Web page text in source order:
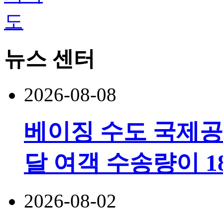
뉴스 센터
2026-08-08
베이징 수도 국제
달 여객 수송량이
2026-08-02